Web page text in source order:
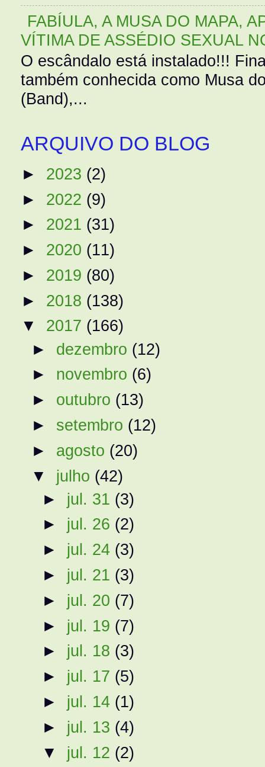
FABÍULA, A MUSA DO MAPA,
VÍTIMA DE ASSÉDIO SEXUAL
O escândalo está instalado!!!
também conhecida como Musa
(Band),...
ARQUIVO DO BLOG
► 2023 (2)
► 2022 (9)
► 2021 (31)
► 2020 (11)
► 2019 (80)
► 2018 (138)
▼ 2017 (166)
► dezembro (12)
► novembro (6)
► outubro (13)
► setembro (12)
► agosto (20)
▼ julho (42)
► jul. 31 (3)
► jul. 26 (2)
► jul. 24 (3)
► jul. 21 (3)
► jul. 20 (7)
► jul. 19 (7)
► jul. 18 (3)
► jul. 17 (5)
► jul. 14 (1)
► jul. 13 (4)
▼ jul. 12 (2)